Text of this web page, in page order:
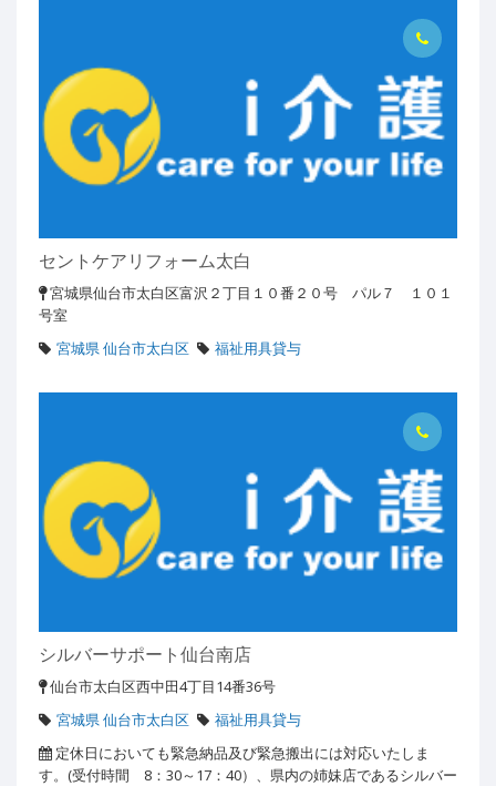
セントケアリフォーム太白
宮城県仙台市太白区富沢２丁目１０番２０号 パル７ １０１
号室
宮城県 仙台市太白区
福祉用具貸与
シルバーサポート仙台南店
仙台市太白区西中田4丁目14番36号
宮城県 仙台市太白区
福祉用具貸与
定休日においても緊急納品及び緊急搬出には対応いたしま
す。(受付時間 8：30～17：40）、県内の姉妹店であるシルバー